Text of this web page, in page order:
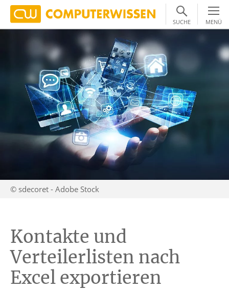
SUCHE MENÜ
© sdecoret - Adobe Stock
Kontakte und
Verteilerlisten nach
Excel exportieren